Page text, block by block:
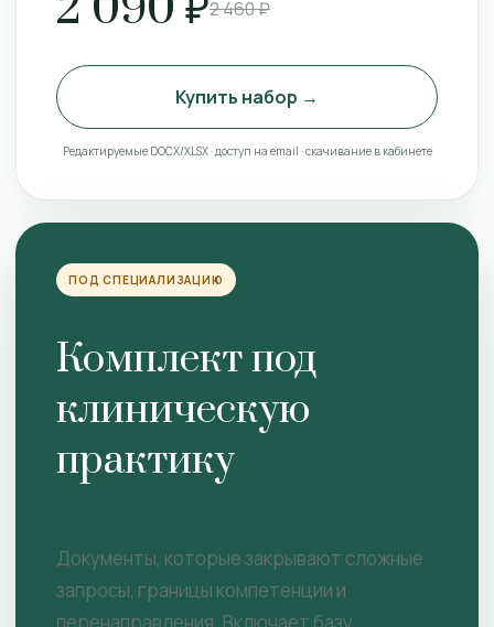
2 460 ₽
Купить набор →
Редактируемые DOCX/XLSX · доступ на email · скачивание в кабинете
ПОД СПЕЦИАЛИЗАЦИЮ
Комплект под
клиническую
практику
Документы, которые закрывают сложные
запросы, границы компетенции и